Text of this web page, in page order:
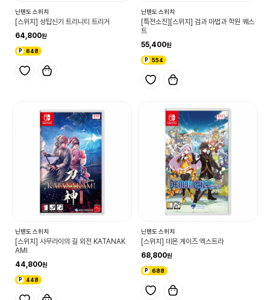
닌텐도 스위치
[스위치] 성탑신기 트리니티 트리거
64,800
648
닌텐도 스위치
[특전소진][스위치] 검과 마법과 학원 퀘스
트
55,400
554
닌텐도 스위치
[스위치] 사무라이의 길 외전 KATANAK
AMI
44,800
448
닌텐도 스위치
[스위치] 데몬 게이즈 엑스트라
68,800
688